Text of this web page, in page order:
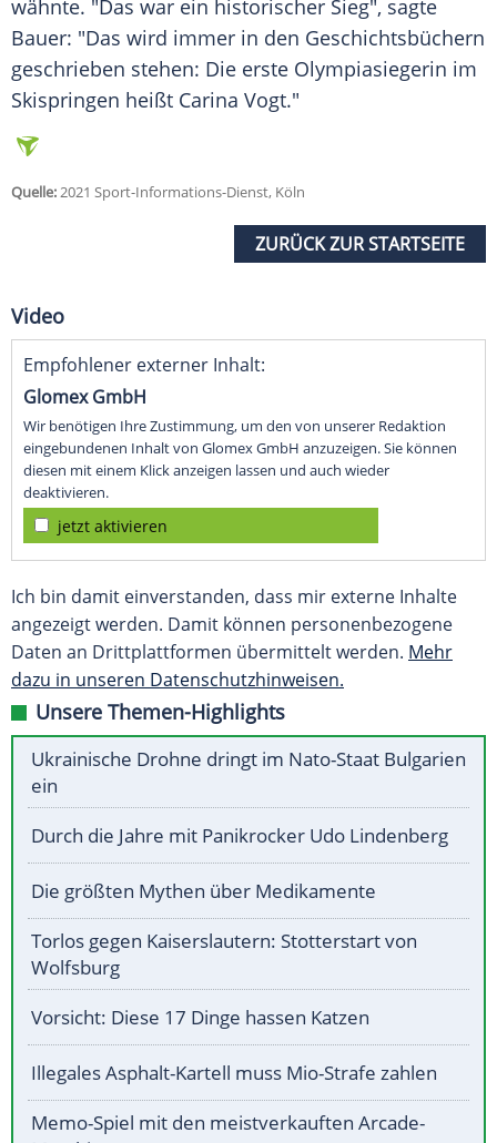
wähnte. "Das war ein historischer Sieg", sagte
Bauer: "Das wird immer in den Geschichtsbüchern
geschrieben stehen: Die erste Olympiasiegerin im
Skispringen heißt Carina Vogt."
Quelle:2021 Sport-Informations-Dienst, Köln
ZURÜCK ZUR STARTSEITE
Video
Empfohlener externer Inhalt:
Glomex GmbH
Wir benötigen Ihre Zustimmung, um den von unserer Redaktion
eingebundenen Inhalt von Glomex GmbH anzuzeigen. Sie können
diesen mit einem Klick anzeigen lassen und auch wieder
deaktivieren.
jetzt aktivieren
Ich bin damit einverstanden, dass mir externe Inhalte
angezeigt werden. Damit können personenbezogene
Daten an Drittplattformen übermittelt werden. Mehr
dazu in unseren Datenschutzhinweisen.
Unsere Themen-Highlights
Ukrainische Drohne dringt im Nato-Staat Bulgarien
ein
Durch die Jahre mit Panikrocker Udo Lindenberg
Die größten Mythen über Medikamente
Torlos gegen Kaiserslautern: Stotterstart von
Wolfsburg
Vorsicht: Diese 17 Dinge hassen Katzen
Illegales Asphalt-Kartell muss Mio-Strafe zahlen
Memo-Spiel mit den meistverkauften Arcade-